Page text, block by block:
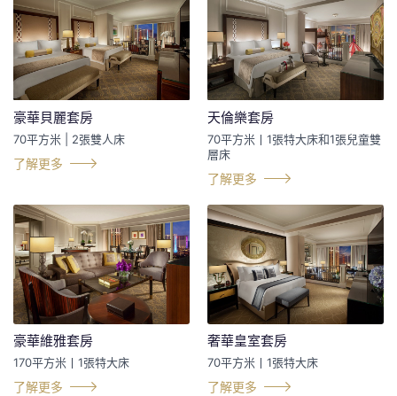
豪華貝麗套房
70平方米 | 2張雙人床
了解更多
天倫樂套房
70平方米丨1張特大床和1張兒童雙
層床
了解更多
豪華維雅套房
170平方米丨1張特大床
了解更多
奢華皇室套房
70平方米丨1張特大床
了解更多